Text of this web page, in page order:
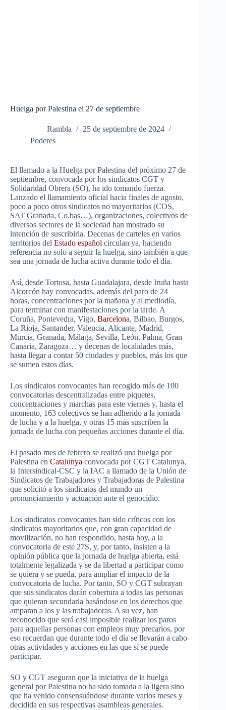
Huelga por Palestina el 27 de septiembre
Rambla
25 de septiembre de 2024
Poderes
El llamado a la Huelga por Palestina del próximo 27 de
septiembre, convocada por los sindicatos CGT y
Solidaridad Obrera (SO), ha ido tomando fuerza.
Lanzado el llamamiento oficial hacia finales de agosto,
poco a poco otros sindicatos no mayoritarios (COS,
SAT Granada, Co.bas…), organizaciones, colectivos de
diversos sectores de la sociedad han mostrado su
intención de suscribirla. Decenas de carteles en varios
territorios del Estado español circulan ya, haciendo
referencia no solo a seguir la huelga, sino también a que
sea una jornada de lucha activa durante todo el día.
Así, desde Tortosa, hasta Guadalajara, desde Iruña hasta
Alcorcón hay convocadas, además del paro de 24
horas, concentraciones por la mañana y al mediodía,
para terminar con manifestaciones por la tarde. A
Coruña, Pontevedra, Vigo, Barcelona, Bilbao, Burgos,
La Rioja, Santander, Valencia, Alicante, Madrid,
Murcia, Granada, Málaga, Sevilla, León, Palma, Gran
Canaria, Zaragoza… y decenas de localidades más,
hasta llegar a contar 50 ciudades y pueblos, más los que
se sumen estos días.
Los sindicatos convocantes han recogido más de 100
convocatorias descentralizadas entre piquetes,
concentraciones y marchas para este viernes y, hasta el
momento, 163 colectivos se han adherido a la jornada
de lucha y a la huelga, y otras 15 más suscriben la
jornada de lucha con pequeñas acciones durante el día.
El pasado mes de febrero se realizó una huelga por
Palestina en Catalunya convocada por CGT Catalunya,
la Intersindical-CSC y la IAC a llamado de la Unión de
Sindicatos de Trabajadores y Trabajadoras de Palestina
que solicitó a los sindicatos del mundo un
pronunciamiento y actuación ante el genocidio.
Los sindicatos convocantes han sido críticos con los
sindicatos mayoritarios que, con gran capacidad de
movilización, no han respondido, hasta hoy, a la
convocatoria de este 27S, y, por tanto, insisten a la
opinión pública que la jornada de huelga abierta, está
totalmente legalizada y se da libertad a participar como
se quiera y se pueda, para ampliar el impacto de la
convocatoria de lucha. Por tanto, SO y CGT subrayan
que sus sindicatos darán cobertura a todas las personas
que quieran secundarla basándose en los derechos que
amparan a los y las trabajadoras. A su vez, han
reconocido que será casi imposible realizar los paros
para aquellas personas con empleos muy precarios, por
eso recuerdan que durante todo el día se llevarán a cabo
otras actividades y acciones en las que sí se puede
participar.
SO y CGT aseguran que la iniciativa de la huelga
general por Palestina no ha sido tomada a la ligera sino
que ha venido consensuándose durante varios meses y
decidida en sus respectivas asambleas generales.